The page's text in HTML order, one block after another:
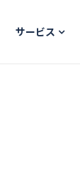
サービス